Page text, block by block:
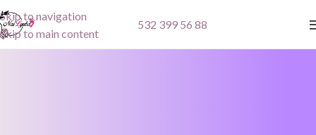
Skip to navigation
Skip to main content
532 399 56 88